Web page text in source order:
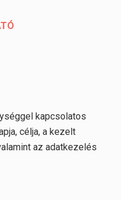
kapcsolatos
célja, a kezelt
az adatkezelés